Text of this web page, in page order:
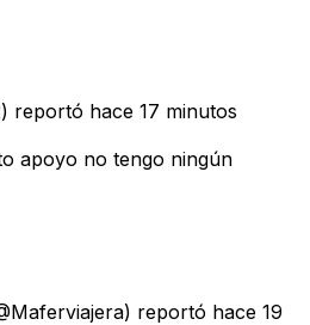
reportó hace 17 minutos
apoyo no tengo ningún
reportó hace 19